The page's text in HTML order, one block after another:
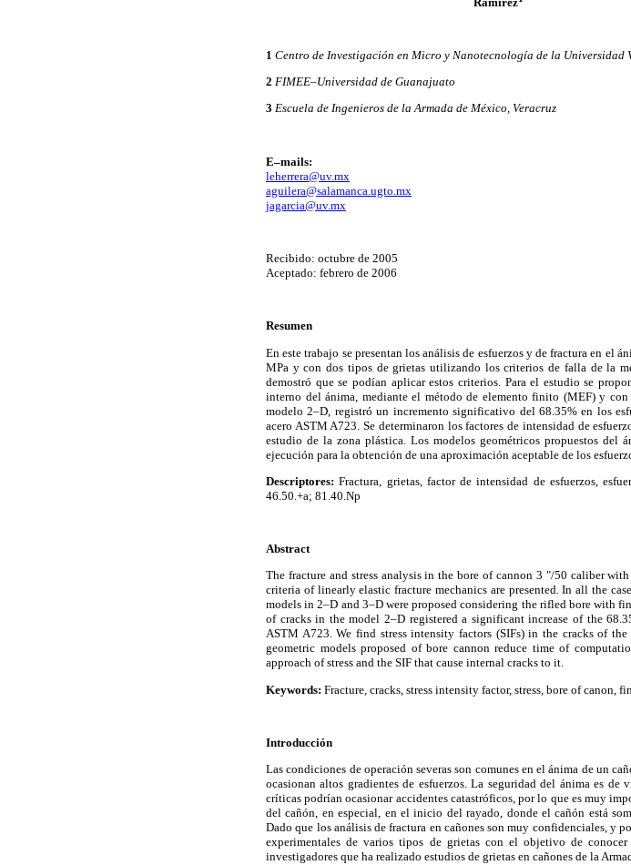
1 Centro de Investigación en Micro y Nanotecnología de la Universidad
2 FIMEE–Universidad de Guanajuato
3 Escuela de Ingenieros de la Armada de México, Veracruz
E–mails:
leherrera@uv.mx
aguilera@salamanca.ugto.mx
jagarcia@uv.mx
Recibido: octubre de 2005
Aceptado: febrero de 2006
Resumen
En este trabajo se presentan los análisis de esfuerzos y de fractura en el
MPa y con dos tipos de grietas utilizando los criterios de falla de la
demostró que se podían aplicar estos criterios. Para el estudio se
interno del ánima, mediante el método de elemento finito (MEF) y
modelo 2–D, registró un incremento significativo del 68.35% en los
acero ASTM A723. Se determinaron los factores de intensidad de
estudio de la zona plástica. Los modelos geométricos propuestos
ejecución para la obtención de una aproximación aceptable de los
Descriptores: Fractura, grietas, factor de intensidad de esfuerzos,
46.50.+a; 81.40.Np
Abstract
The fracture and stress analysis in the bore of cannon 3 "/50 caliber
criteria of linearly elastic fracture mechanics are presented. In all the
models in 2–D and 3–D were proposed considering the rifled bore with
of cracks in the model 2–D registered a significant increase of the
ASTM A723. We find stress intensity factors (SIFs) in the cracks of
geometric models proposed of bore cannon reduce time of
approach of stress and the SIF that cause internal cracks to it.
Keywords: Fracture, cracks, stress intensity factor, stress, bore of canon,
Introducción
Las condiciones de operación severas son comunes en el ánima de un
ocasionan altos gradientes de esfuerzos. La seguridad del ánima es
críticas podrían ocasionar accidentes catastróficos, por lo que es muy
del cañón, en especial, en el inicio del rayado, donde el cañón está
Dado que los análisis de fractura en cañones son muy confidenciales, y
experimentales de varios tipos de grietas con el objetivo de
investigadores que ha realizado estudios de grietas en cañones de la